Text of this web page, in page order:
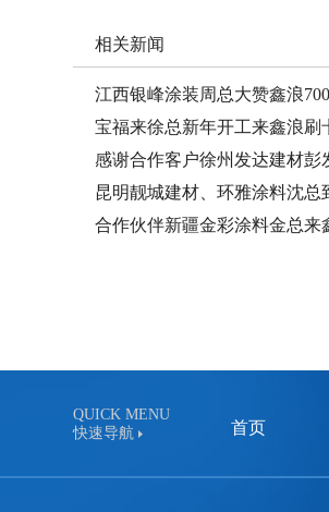
相关新闻
江西银峰涂装周总大赞鑫浪
宝福来徐总新年开工来鑫浪
感谢合作客户徐州发达建材
昆明靓城建材、环雅涂料沈
合作伙伴新疆金彩涂料金总
QUICK MENU
快速导航
首页